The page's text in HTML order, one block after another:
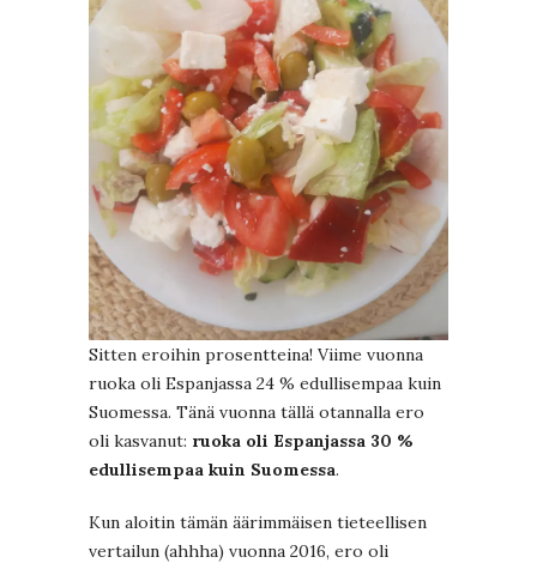
Sitten eroihin prosentteina! Viime vuonna
ruoka oli Espanjassa 24 % edullisempaa kuin
Suomessa. Tänä vuonna tällä otannalla ero
oli kasvanut: ruoka oli Espanjassa 30 %
edullisempaa kuin Suomessa.
Kun aloitin tämän äärimmäisen tieteellisen
vertailun (ahhha) vuonna 2016, ero oli